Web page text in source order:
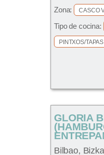
Zona:
CASCO
Tipo de cocina:
PINTXOS/TAPAS
GLORIA
Bilbao,